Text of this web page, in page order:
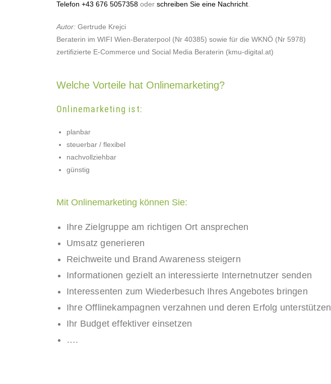
Telefon +43 676 5057358 oder schreiben Sie eine Nachricht
Autor: Gertrude Krejci
Beraterin im WIFI Wien-Beraterpool (Nr 40385) sowie für die WKNÖ (Nr 5978)
zertifizierte E-Commerce und Social Media Beraterin (kmu-digital.at)
Welche Vorteile hat Onlinemarketing?
Onlinemarketing ist:
planbar
steuerbar / flexibel
nachvollziehbar
günstig
Mit Onlinemarketing können Sie:
Ihre Zielgruppe am richtigen Ort ansprechen
Umsatz generieren
Reichweite und Brand Awareness steigern
Informationen gezielt an interessierte Internetnutzer senden
Interessenten zum Wiederbesuch Ihres Angebotes bringen
Ihre Offlinekampagnen verzahnen und deren Erfolg unterstützen
Ihr Budget effektiver einsetzen
….